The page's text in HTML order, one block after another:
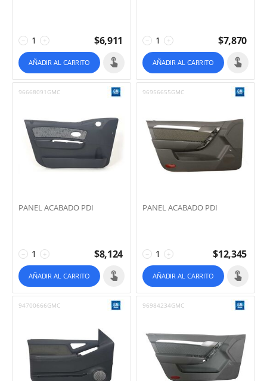
+
− $6,911
AÑADIR AL CARRITO
+
− $7,870
AÑADIR AL CARRITO
96668091GMC
PANEL ACABADO PDI
+
− $8,124
AÑADIR AL CARRITO
96956655GMC
PANEL ACABADO PDI
+
− $12,345
AÑADIR AL CARRITO
94700666GMC 96984234GMC